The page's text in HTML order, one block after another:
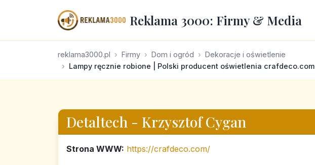
Reklama 3000: Firmy & Media
reklama3000.pl Firmy Dom i ogród
Dekoracje i oświetlenie
Lampy ręcznie robione | Polski producent oświetlenia crafdeco.com
Detaltech - Krzysztof Cygan
Strona WWW: https://crafdeco.com/